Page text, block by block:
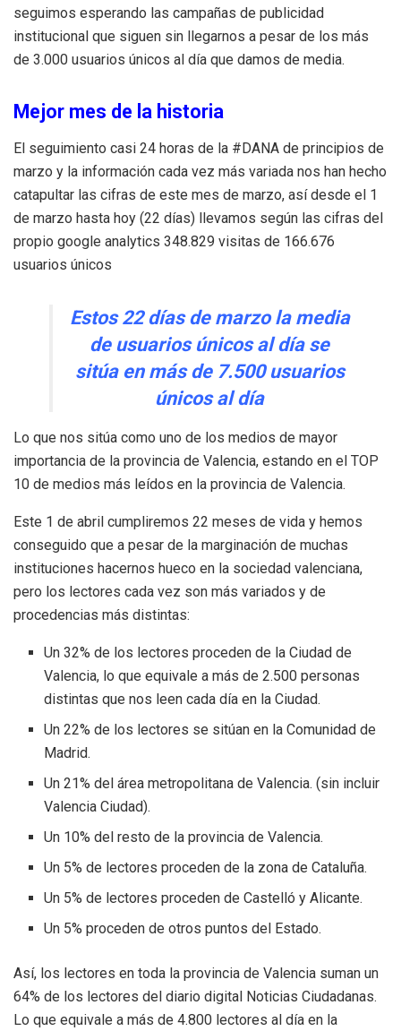
seguimos esperando las campañas de publicidad
institucional que siguen sin llegarnos a pesar de los más
de 3.000 usuarios únicos al día que damos de media.
Mejor mes de la historia
El seguimiento casi 24 horas de la #DANA de principios de
marzo y la información cada vez más variada nos han hecho
catapultar las cifras de este mes de marzo, así desde el 1
de marzo hasta hoy (22 días) llevamos según las cifras del
propio google analytics 348.829 visitas de 166.676
usuarios únicos
Estos 22 días de marzo la media
de usuarios únicos al día se
sitúa en más de 7.500 usuarios
únicos al día
Lo que nos sitúa como uno de los medios de mayor
importancia de la provincia de Valencia, estando en el TOP
10 de medios más leídos en la provincia de Valencia.
Este 1 de abril cumpliremos 22 meses de vida y hemos
conseguido que a pesar de la marginación de muchas
instituciones hacernos hueco en la sociedad valenciana,
pero los lectores cada vez son más variados y de
procedencias más distintas:
Un 32% de los lectores proceden de la Ciudad de
Valencia, lo que equivale a más de 2.500 personas
distintas que nos leen cada día en la Ciudad.
Un 22% de los lectores se sitúan en la Comunidad de
Madrid.
Un 21% del área metropolitana de Valencia. (sin incluir
Valencia Ciudad).
Un 10% del resto de la provincia de Valencia.
Un 5% de lectores proceden de la zona de Cataluña.
Un 5% de lectores proceden de Castelló y Alicante.
Un 5% proceden de otros puntos del Estado.
Así, los lectores en toda la provincia de Valencia suman un
64% de los lectores del diario digital Noticias Ciudadanas.
Lo que equivale a más de 4.800 lectores al día en la